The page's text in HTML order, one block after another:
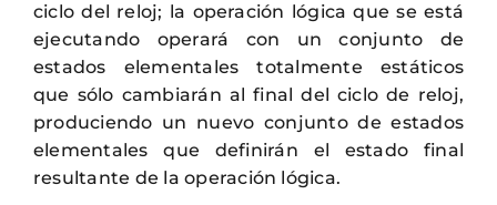
ciclo del reloj; la operación lógica que se está
ejecutando operará con un conjunto de
estados elementales totalmente estáticos
que sólo cambiarán al final del ciclo de reloj,
produciendo un nuevo conjunto de estados
elementales que definirán el estado final
resultante de la operación lógica.